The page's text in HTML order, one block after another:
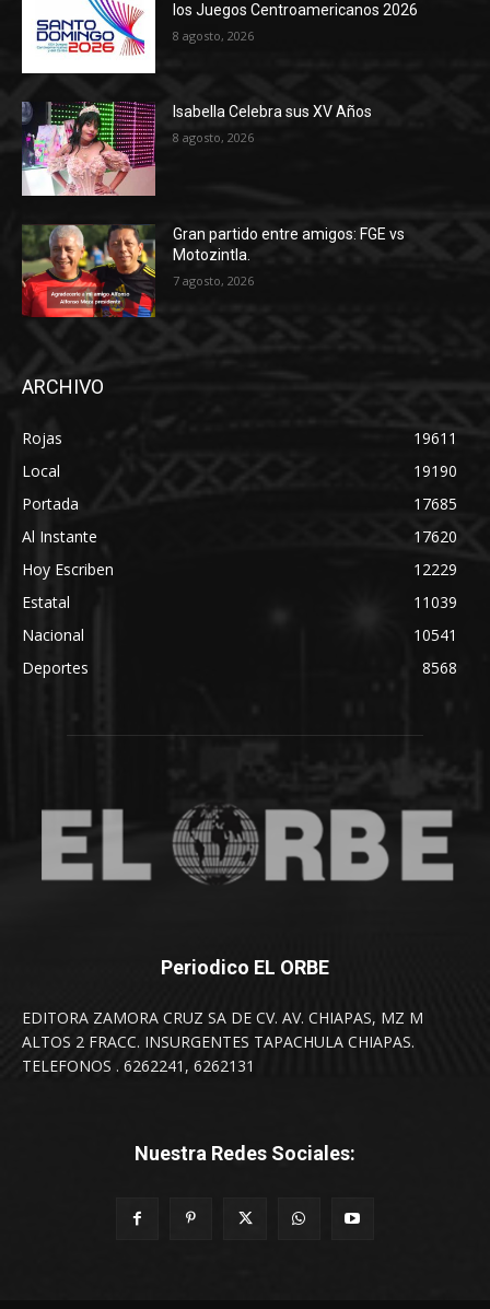
los Juegos Centroamericanos 2026
8 agosto, 2026
Isabella Celebra sus XV Años
8 agosto, 2026
Gran partido entre amigos: FGE vs
Motozintla.
7 agosto, 2026
ARCHIVO
Rojas
19611
Local
19190
Portada
17685
Al Instante
17620
Hoy Escriben
12229
Estatal
11039
Nacional
10541
Deportes
8568
Periodico EL ORBE
EDITORA ZAMORA CRUZ SA DE CV. AV. CHIAPAS, MZ M
ALTOS 2 FRACC. INSURGENTES TAPACHULA CHIAPAS.
TELEFONOS . 6262241, 6262131
Nuestra Redes Sociales: